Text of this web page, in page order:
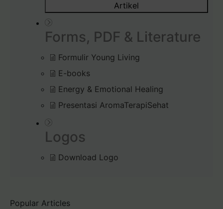
Artikel
Forms, PDF & Literature
Formulir Young Living
E-books
Energy & Emotional Healing
Presentasi AromaTerapiSehat
Logos
Download Logo
Popular Articles